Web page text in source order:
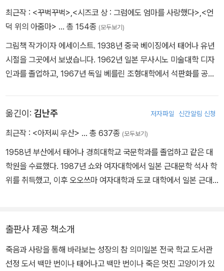
최근작 : <꾸벅꾸벅>,<시즈코 상 : 그럼에도 엄마를 사랑했다>,<언
덕 위의 아줌마> … 총 154종 (모두보기)
그림책 작가이자 에세이스트. 1938년 중국 베이징에서 태어나 유년
시절을 그곳에서 보냈습니다. 1962년 일본 무사시노 미술대학 디자
인과를 졸업하고, 1967년 독일 베를린 조형대학에서 석판화를 공부
『수짱과 고양이』 『하지만 하지만 할머니』 『하늘을 나는 사자』 『좀 별
난 친구』 『산타클로스는 할머니』 『태어난 아이』 『나는 고양이라고!』,
게 뭐라고』 『죽는 게 뭐라고』 『자식이 뭐라고』 『친구가 뭐라고』 『열
심히 하지 않습니다』 등이 있습니다. 1983년 니이미 난키치 아동문
학상, 2003년 예술가에게 수여하는 국가 훈장인 시주호쇼(紫綬褒
72세의 나이로 세상을 떠났습니다. http://www.office-jirocho.c
옮긴이: 김난주 저자파일 신간알림 신청
최근작 : <아저씨 우산> … 총 637종 (모두보기)
1958년 부산에서 태어나 경희대학교 국문학과를 졸업하고 같은 대
학원을 수료했다. 1987년 쇼와 여자대학에서 일본 근대문학 석사 학
위를 취득했고, 이후 오오쓰마 여자대학과 도쿄 대학에서 일본 근대
『부드러운 양상추』, 『수박 향기』, 『하느님의 보트』, 『우는 어른』, 『울
지 않는 아이』, 『등 뒤의 기억』, 『즐겁게 살자, 고민하지 말고』, 『저물
듯 저물지 않는』, 『도토리 마을의 모자 가게』, 『도토리 마을의 빵집』,
출판사 제공 책소개
죽음과 사랑을 통해 바라보는 성장의 참 의미일본 전국 학교 도서관
선정 도서 백만 번이나 태어나고 백만 번이나 죽은 멋진 고양이가 있